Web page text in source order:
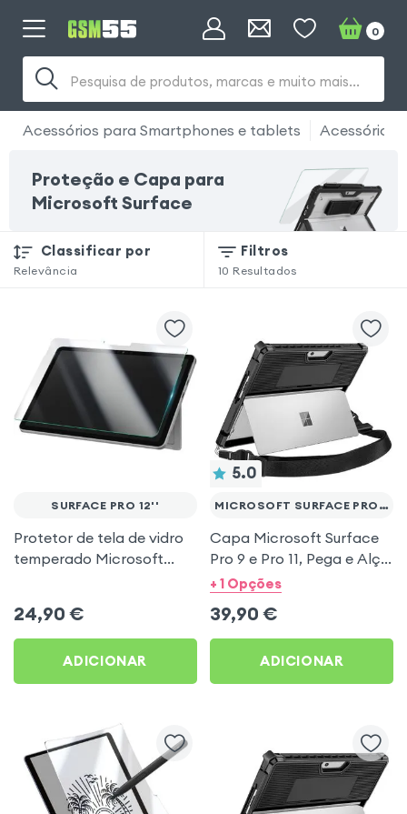
Pesquisa de produtos, marcas e muito mais...
0
Acessórios para Smartphones e tablets Acessório
Proteção e Capa para
Microsoft Surface
Classificar por
Relevância
Filtros
10 Resultados
SURFACE PRO 12''
Protetor de tela de vidro
temperado Microsoft
arco
24,90 €
ADICIONAR
5.0
MICROSOFT SURFACE PRO 9 E 11
Capa Microsoft Surface
Pro 9 e Pro 11, Pega e Alça
de Ombro, Série Handy -
+ 1 Opções
39,90 €
ADICIONAR